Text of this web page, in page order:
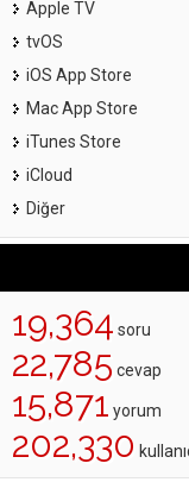
Apple TV
tvOS
iOS App Store
Mac App Store
iTunes Store
iCloud
Diğer
19,364 soru
22,785 cevap
15,871 yorum
202,330